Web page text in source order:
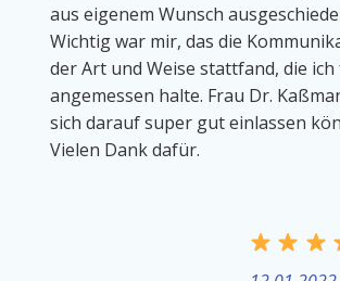
aus eigenem Wunsch
Wichtig war mir, das die
der Art und Weise stattfand, die
angemessen halte. Frau Dr.
sich darauf super gut einlassen
Vielen Dank dafür.